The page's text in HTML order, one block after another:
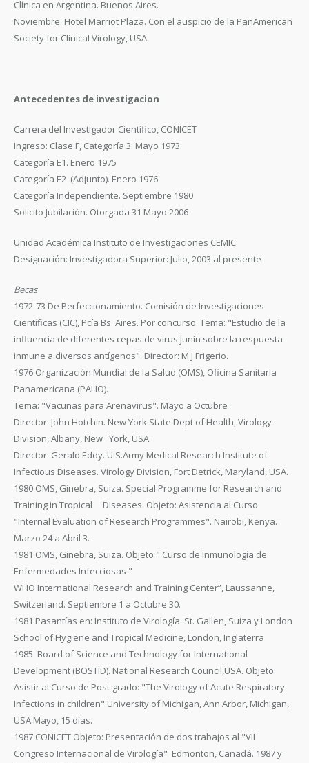
Clínica en Argentina. Buenos Aires.
Noviembre. Hotel Marriot Plaza. Con el auspicio de la PanAmerican
Society for Clinical Virology, USA.
Antecedentes de investigacion
Carrera del Investigador Cientifico, CONICET
Ingreso: Clase F, Categoría 3. Mayo 1973.
Categoría E1. Enero 1975
Categoría E2 (Adjunto). Enero 1976
Categoría Independiente. Septiembre 1980
Solicito Jubilación. Otorgada 31 Mayo 2006
Unidad Académica Instituto de Investigaciones CEMIC
Designación: Investigadora Superior: Julio, 2003 al presente
Becas
1972-73 De Perfeccionamiento. Comisión de Investigaciones
Científicas (CIC), Pcía Bs. Aires. Por concurso. Tema: "Estudio de la
influencia de diferentes cepas de virus Junín sobre la respuesta
inmune a diversos antígenos". Director: M J Frigerio.
1976 Organización Mundial de la Salud (OMS), Oficina Sanitaria
Panamericana (PAHO).
Tema: "Vacunas para Arenavirus". Mayo a Octubre
Director: John Hotchin. New York State Dept of Health, Virology
Division, Albany, New York, USA.
Director: Gerald Eddy. U.S.Army Medical Research Institute of
Infectious Diseases. Virology Division, Fort Detrick, Maryland, USA.
1980 OMS, Ginebra, Suiza. Special Programme for Research and
Training in Tropical Diseases. Objeto: Asistencia al Curso
"Internal Evaluation of Research Programmes". Nairobi, Kenya.
Marzo 24 a Abril 3.
1981 OMS, Ginebra, Suiza. Objeto " Curso de Inmunología de
Enfermedades Infecciosas "
WHO International Research and Training Center”, Laussanne,
Switzerland. Septiembre 1 a Octubre 30.
1981 Pasantías en: Instituto de Virología. St. Gallen, Suiza y London
School of Hygiene and Tropical Medicine, London, Inglaterra
1985 Board of Science and Technology for International
Development (BOSTID). National Research Council,USA. Objeto:
Asistir al Curso de Post-grado: "The Virology of Acute Respiratory
Infections in children" University of Michigan, Ann Arbor, Michigan,
USA.Mayo, 15 días.
1987 CONICET Objeto: Presentación de dos trabajos al "VII
Congreso Internacional de Virología" Edmonton, Canadá. 1987 y